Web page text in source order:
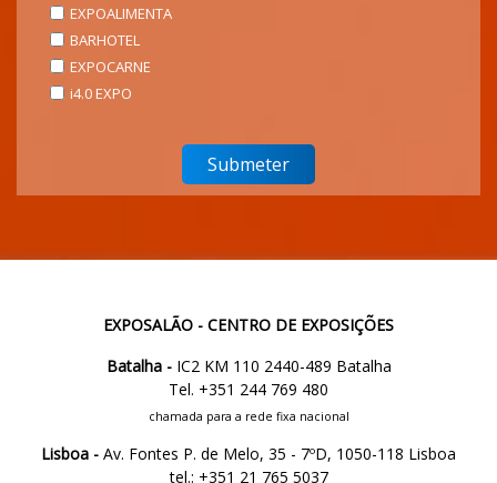
EXPOALIMENTA
BARHOTEL
EXPOCARNE
i4.0 EXPO
EXPOSALÃO - CENTRO DE EXPOSIÇÕES
Batalha -IC2 KM 110 2440-489 Batalha
Tel. +351 244 769 480
chamada para a rede fixa nacional
Lisboa - Av. Fontes P. de Melo, 35 - 7ºD, 1050-118 Lisboa
tel.: +351 21 765 5037